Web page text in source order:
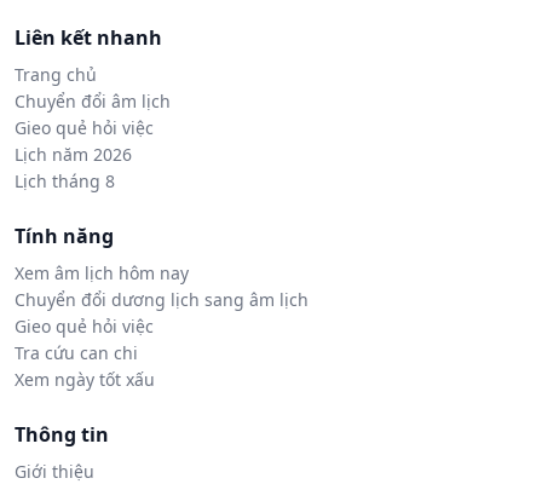
Liên kết nhanh
Trang chủ
Chuyển đổi âm lịch
Gieo quẻ hỏi việc
Lịch năm 2026
Lịch tháng 8
Tính năng
Xem âm lịch hôm nay
Chuyển đổi dương lịch sang âm lịch
Gieo quẻ hỏi việc
Tra cứu can chi
Xem ngày tốt xấu
Thông tin
Giới thiệu